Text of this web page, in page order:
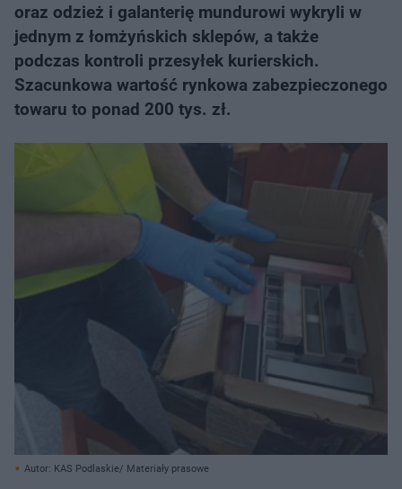
oraz odzież i galanterię mundurowi wykryli w
jednym z łomżyńskich sklepów, a także
podczas kontroli przesyłek kurierskich.
Szacunkowa wartość rynkowa zabezpieczonego
towaru to ponad 200 tys. zł.
Autor: KAS Podlaskie/ Materiały prasowe